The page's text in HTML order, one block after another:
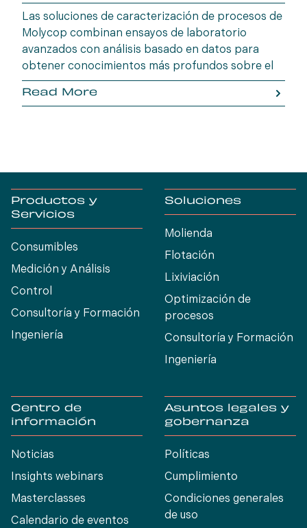
Las soluciones de caracterización de procesos de
Molycop combinan ensayos de laboratorio
avanzados con análisis basado en datos para
obtener conocimientos más profundos sobre el
comportamiento del mineral. OreVia, el enfoque
holístico de Molycop para el procesamiento de
Read More
Productos y
Servicios
Consumibles
Medición y Análisis
Control
Consultoría y Formación
Ingeniería
Soluciones
Molienda
Flotación
Lixiviación
Optimización de
procesos
Consultoría y Formación
Ingeniería
Centro de
información
Noticias
Insights webinars
Masterclasses
Calendario de eventos
Asuntos legales y
gobernanza
Políticas
Cumplimiento
Condiciones generales
de uso